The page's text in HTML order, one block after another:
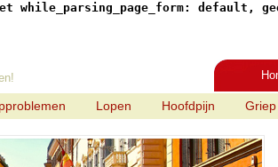
while_parsing_page_form: default,
Lopen Hoofdpijn Griep